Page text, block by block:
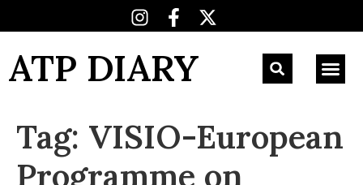
ATP DIARY
Tag: VISIO-European
Programme on